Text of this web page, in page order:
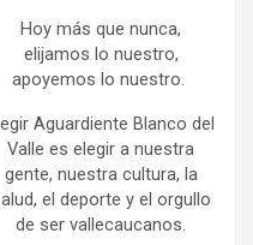
Hoy más que nunca,
elijamos lo nuestro,
apoyemos lo nuestro.
Aguardiente Blanco del
Valle es elegir a nuestra
gente, nuestra cultura, la
el deporte y el orgullo
de ser vallecaucanos.